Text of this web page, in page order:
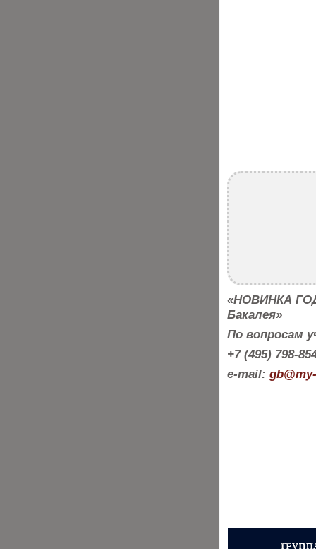
«НОВИНКА
Бакалея»
По вопросам
+7 (495) 798-
e-mail: